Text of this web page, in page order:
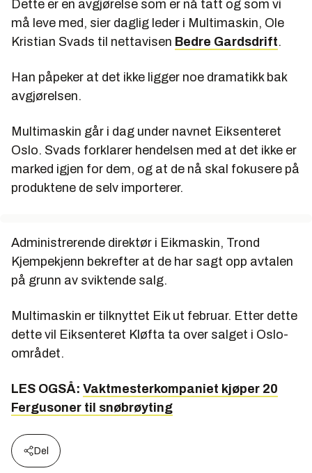
Dette er en avgjørelse som er nå tatt og som vi
må leve med, sier daglig leder i Multimaskin, Ole
Kristian Svads til nettavisen Bedre Gardsdrift.
Han påpeker at det ikke ligger noe dramatikk bak
avgjørelsen.
Multimaskin går i dag under navnet Eiksenteret
Oslo. Svads forklarer hendelsen med at det ikke er
marked igjen for dem, og at de nå skal fokusere på
produktene de selv importerer.
Administrerende direktør i Eikmaskin, Trond
Kjempekjenn bekrefter at de har sagt opp avtalen
på grunn av sviktende salg.
Multimaskin er tilknyttet Eik ut februar. Etter dette
dette vil Eiksenteret Kløfta ta over salget i Oslo-
området.
LES OGSÅ: Vaktmesterkompaniet kjøper 20
Fergusoner til snøbrøyting
Del